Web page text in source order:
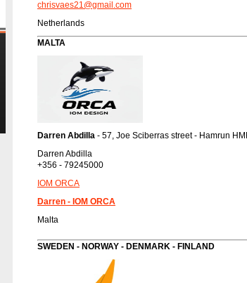
chrisvaes21@gmail.com
Netherlands
MALTA
Darren Abdilla - 57, Joe Sciberras street - Hamrun
Darren Abdilla
+356 - 79245000
IOM ORCA
Darren - IOM ORCA
Malta
SWEDEN - NORWAY - DENMARK - FINLAND